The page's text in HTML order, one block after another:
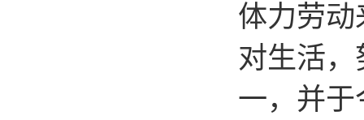
体力劳
对生活
一，并